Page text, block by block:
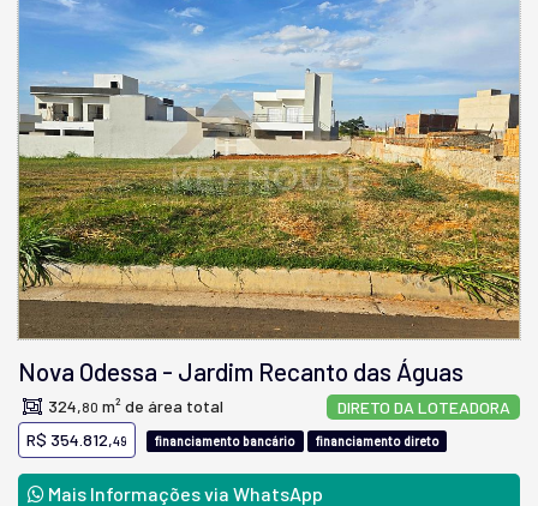
Nova Odessa - Jardim Recanto das Águas
DIRETO DA LOTEADORA
324,80 m² de área total
R$ 354.812,49 financiamento bancário financiamento direto
Mais Informações via WhatsApp